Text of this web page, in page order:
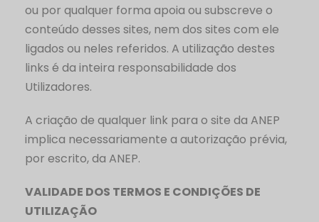
ou por qualquer forma apoia ou subscreve o
conteúdo desses sites, nem dos sites com ele
ligados ou neles referidos. A utilização destes
links é da inteira responsabilidade dos
Utilizadores.
A criação de qualquer link para o site da ANEP
implica necessariamente a autorização prévia,
por escrito, da ANEP.
VALIDADE DOS TERMOS E CONDIÇÕES DE
UTILIZAÇÃO